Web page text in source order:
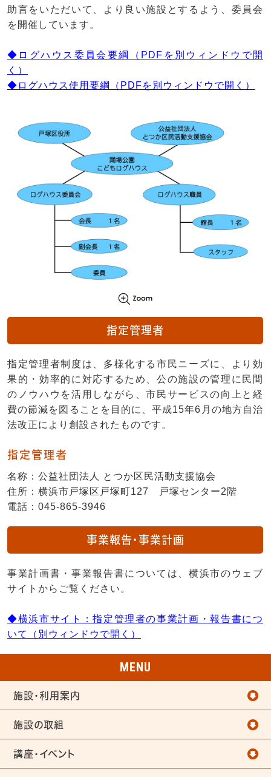
助言をいただいて、より良い施設とするよう、委員会
を開催しています。
◆ログハウス委員会要綱（PDFを別ウィンドウで開
く）
◆ログハウス使用要綱（PDFを別ウィンドウで開く）
指定管理者
指定管理者制度は、多様化する市民ニーズに、より効
果的・効率的に対応するため、公の施設の管理に民間
のノウハウを活用しながら、市民サービスの向上と経
費の節減を図ることを目的に、平成15年6月の地方自治
法改正により創設されたものです。
指定管理者
名称：公益社団法人 とつか区民活動支援協会
住所：横浜市戸塚区戸塚町127 戸塚センター2階
電話：045-865-3946
事業報告・事業計画
事業計画書・事業報告書については、横浜市のウェブ
サイトからご覧ください。
◆横浜市サイト：指定管理者の事業計画・報告書につ
いて（別ウィンドウで開く）
MENU
施設・利用案内
施設の取組
講座・イベント